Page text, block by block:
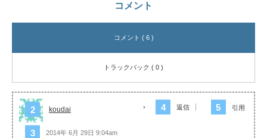
コメント
コメント ( 6 )
トラックバック ( 0 )
koudai
2014年 6月 29日 9:04am
返信 引用